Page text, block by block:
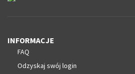
INFORMACJE
FAQ
Odzyskaj swój login